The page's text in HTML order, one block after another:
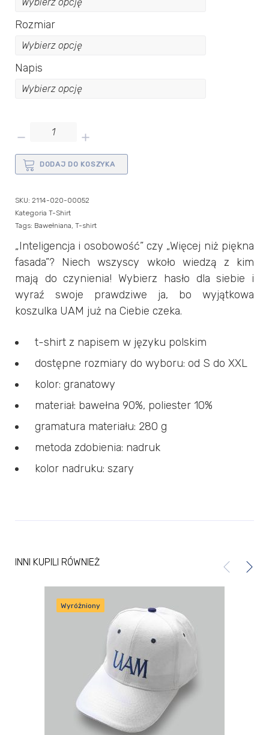
Rozmiar
Napis
shirt
UAM
z
polskim
hasłem
DODAJ DO KOSZYKA
SKU: 2114-020-00052
Kategoria T-Shirt
Tags: Bawełniana, T-shirt
„Inteligencja i osobowość” czy „Więcej niż piękna
fasada”? Niech wszyscy wkoło wiedzą z kim
mają do czynienia! Wybierz hasło dla siebie i
wyraź swoje prawdziwe ja, bo wyjątkowa
koszulka UAM już na Ciebie czeka.
t-shirt z napisem w języku polskim
dostępne rozmiary do wyboru: od S do XXL
kolor: granatowy
materiał: bawełna 90%, poliester 10%
gramatura materiału: 280 g
metoda zdobienia: nadruk
kolor nadruku: szary
INNI KUPILI RÓWNIEŻ
Wyróżniony